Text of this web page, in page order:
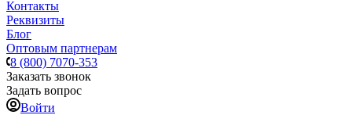
Контакты
Реквизиты
Блог
Оптовым партнерам
8 (800) 7070-353
Заказать звонок
Задать вопрос
Войти